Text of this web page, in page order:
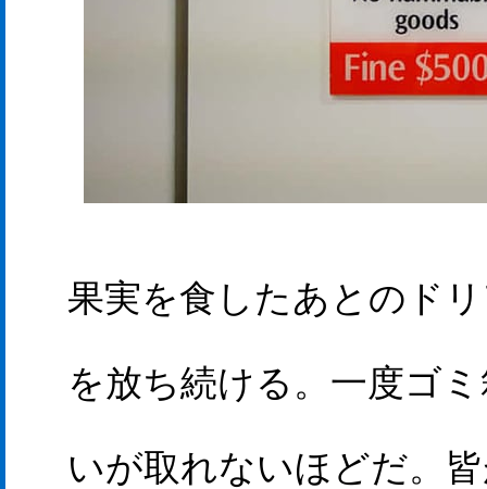
果実を食したあとのド
を放ち続ける。一度ゴ
いが取れないほどだ。